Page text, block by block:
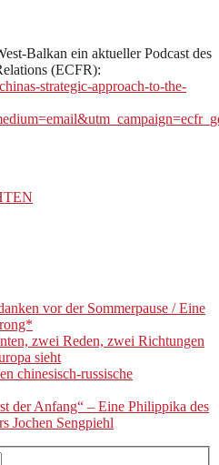
Balkan ein aktueller Podcast des
(ECFR):
strategic-approach-to-the-
vor der Sommerpause / Eine
zwei Reden, zwei Richtungen
sieht
chinesisch-russische
der Anfang“ – Eine Philippika des
Jochen Sengpiehl